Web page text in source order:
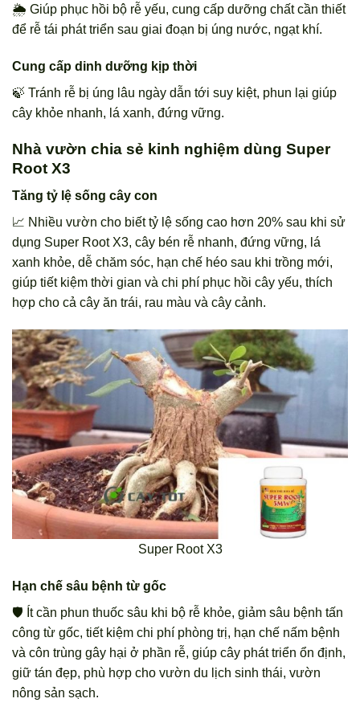
🌦️ Giúp phục hồi bộ rễ yếu, cung cấp dưỡng chất cần thiết
để rễ tái phát triển sau giai đoạn bị úng nước, ngạt khí.
Cung cấp dinh dưỡng kịp thời
🍃 Tránh rễ bị úng lâu ngày dẫn tới suy kiệt, phun lại giúp
cây khỏe nhanh, lá xanh, đứng vững.
Nhà vườn chia sẻ kinh nghiệm dùng Super
Root X3
Tăng tỷ lệ sống cây con
📈 Nhiều vườn cho biết tỷ lệ sống cao hơn 20% sau khi sử
dụng Super Root X3, cây bén rễ nhanh, đứng vững, lá
xanh khỏe, dễ chăm sóc, hạn chế héo sau khi trồng mới,
giúp tiết kiệm thời gian và chi phí phục hồi cây yếu, thích
hợp cho cả cây ăn trái, rau màu và cây cảnh.
Super Root X3
Hạn chế sâu bệnh từ gốc
🛡️ Ít cần phun thuốc sâu khi bộ rễ khỏe, giảm sâu bệnh tấn
công từ gốc, tiết kiệm chi phí phòng trị, hạn chế nấm bệnh
và côn trùng gây hại ở phần rễ, giúp cây phát triển ổn định,
giữ tán đẹp, phù hợp cho vườn du lịch sinh thái, vườn
nông sản sạch.